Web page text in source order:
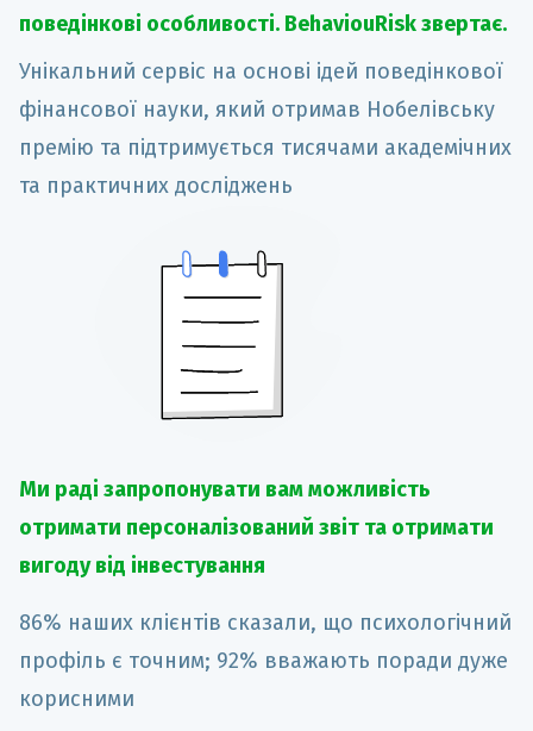
поведінкові особливості. BehaviouRisk звертає.
Унікальний сервіс на основі ідей поведінкової
фінансової науки, який отримав Нобелівську
премію та підтримується тисячами академічних
та практичних досліджень
Ми раді запропонувати вам можливість
отримати персоналізований звіт та отримати
вигоду від інвестування
86% наших клієнтів сказали, що психологічний
профіль є точним; 92% вважають поради дуже
корисними